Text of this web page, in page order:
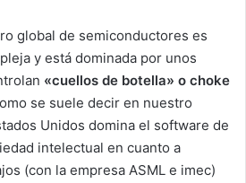
global de semiconductores es
y está dominada por unos
«cuellos de botella» o choke
se suele decir en nuestro
Unidos domina el software de
intelectual en cuanto a
(con la empresa ASML e imec)